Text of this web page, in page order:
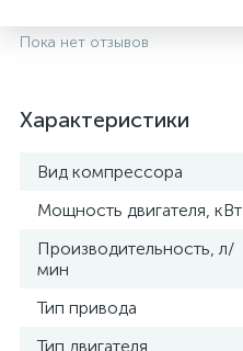
Пока нет отзывов
Характеристики
Вид компрессора
Мощность двигателя, кВт
Производительность, л/
мин
Тип привода
Тип двигателя